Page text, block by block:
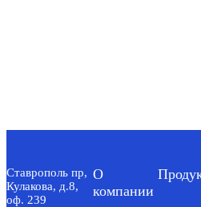
Ставрополь пр,
Кулакова, д.8,
оф. 239
О
компании